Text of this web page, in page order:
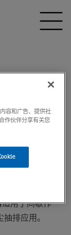
接和抽排
用于间歇作
排应用。
容和广告、提供社
作伙伴分享有关您